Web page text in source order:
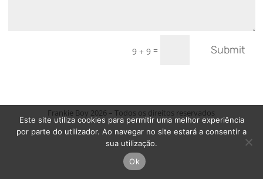
9 + 9= Submit
Frankie Boy 2026 – Todos os direitos reservados
Este site utiliza cookies para permitir uma melhor experiência
por parte do utilizador. Ao navegar no site estará a consentir a
sua utilização.
Ok